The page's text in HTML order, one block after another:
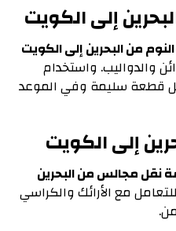
إلى الكويت
من البحرين إلى الكويت
والدواليب. واستخدام
قطعة سليمة وفي الموعد
إلى الكويت
مجالس من البحرين
مع الأرائك والكراسي